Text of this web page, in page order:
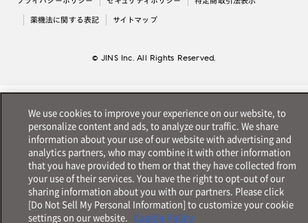
薬機法に関する表記 サイトマップ
© JINS Inc. All Rights Reserved.
We use cookies to improve your experience on our website, to
personalize content and ads, to analyze our traffic. We share
information about your use of our website with advertising and
analytics partners, who may combine it with other information
that you have provided to them or that they have collected from
your use of their services. You have the right to opt-out of our
sharing information about you with our partners. Please click
[Do Not Sell My Personal Information] to customize your cookie
settings on our website. Cookie Policy